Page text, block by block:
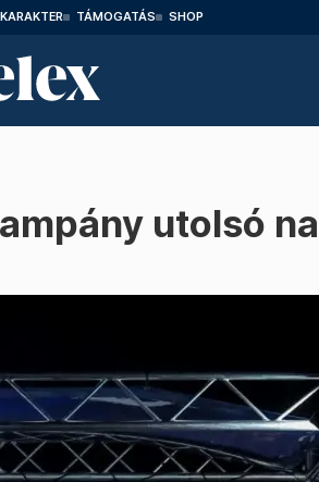
KARAKTER TÁMOGATÁS SHOP
utolsó